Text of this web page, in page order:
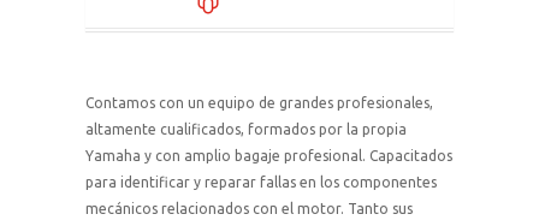
Contamos con un equipo de grandes profesionales,
altamente cualificados, formados por la propia
Yamaha y con amplio bagaje profesional. Capacitados
para identificar y reparar fallas en los componentes
mecánicos relacionados con el motor. Tanto sus